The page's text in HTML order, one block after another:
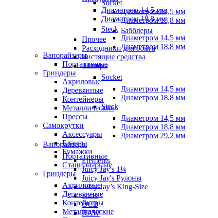
Socket
Диаметром 14,5 мм
Диаметром 18,8 мм
Steck
Диаметром 14,5 мм
Диаметром 18,8 мм
Вапорайзеры
Портативные
Гриндеры
Акриловые
Деревянные
Контейнеры
Металлические
Прессы
Самокрутки
Аксессуары
Бланты
Бумажки
Elements
Juicy Jay's 1¼
Juicy Jay's Рулоны
Juicy Jay’s King-Size
KZR
OCB
RAW
Диаметром 14,5 мм
Диаметром 18,8 мм
Бабблеры
Прочее
Расходники для бонга
Чистящие средства
Шлифы
Socket
Диаметром 14,5 мм
Диаметром 18,8 мм
Steck
Диаметром 14,5 мм
Диаметром 18,8 мм
Диаметром 29,2 мм
Вапорайзеры
Портативные
Стационарные
Гриндеры
Акриловые
Деревянные
Контейнеры
Металлические